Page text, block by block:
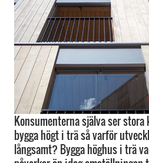
Konsumenterna själva ser
bygga högt i trä så varför
långsamt? Bygga höghus i trä